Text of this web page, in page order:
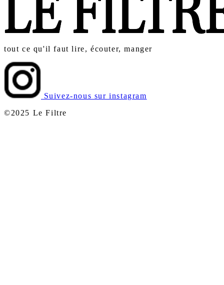
tout ce qu'il faut lire, écouter, manger
Suivez-nous sur instagram
©2025 Le Filtre